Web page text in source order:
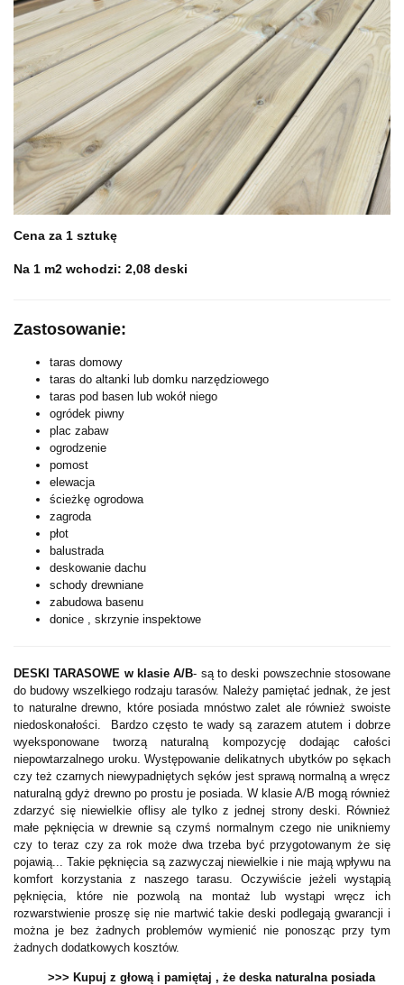
Cena za 1 sztukę
Na 1 m2 wchodzi: 2,08 deski
Zastosowanie:
taras domowy
taras do altanki lub domku narzędziowego
taras pod basen lub wokół niego
ogródek piwny
plac zabaw
ogrodzenie
pomost
elewacja
ścieżkę ogrodowa
zagroda
płot
balustrada
deskowanie dachu
schody drewniane
zabudowa basenu
donice , skrzynie inspektowe
DESKI TARASOWE w klasie A/B- są to deski powszechnie stosowane
do budowy wszelkiego rodzaju tarasów. Należy pamiętać jednak, że jest
to naturalne drewno, które posiada mnóstwo zalet ale również swoiste
niedoskonałości. Bardzo często te wady są zarazem atutem i dobrze
wyeksponowane tworzą naturalną kompozycję dodając całości
niepowtarzalnego uroku. Występowanie delikatnych ubytków po sękach
czy też czarnych niewypadniętych sęków jest sprawą normalną a wręcz
naturalną gdyż drewno po prostu je posiada. W klasie A/B mogą również
zdarzyć się niewielkie oflisy ale tylko z jednej strony deski. Również
małe pęknięcia w drewnie są czymś normalnym czego nie unikniemy
czy to teraz czy za rok może dwa trzeba być przygotowanym że się
pojawią... Takie pęknięcia są zazwyczaj niewielkie i nie mają wpływu na
komfort korzystania z naszego tarasu. Oczywiście jeżeli wystąpią
pęknięcia, które nie pozwolą na montaż lub wystąpi wręcz ich
rozwarstwienie proszę się nie martwić takie deski podlegają gwarancji i
można je bez żadnych problemów wymienić nie ponosząc przy tym
żadnych dodatkowych kosztów.
>>> Kupuj z głową i pamiętaj , że deska naturalna posiada